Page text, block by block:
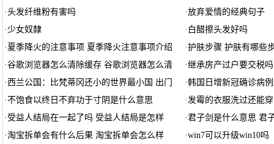
·头发纤维粉有害吗 ·放弃爱情的经典句子
· 少女奴隸 · 白醋擦头发好吗
· 夏季降火的注意事项 夏季降火注意事项介绍 ·护肤步骤 护肤有哪些
·谷歌浏览器怎么清除缓存 谷歌浏览器怎么清 ·继承房产过户要交税吗
· 西兰公国：比梵蒂冈还小的世界最小国 出门 ·韩国日增新冠确诊病
·不饱食以终日不弃功于寸阴是什么意思 ·发霉的衣服洗过还能
· 受益人结局在一起了吗 受益人结局是怎样 ·君子剑是什么意思 君
·淘宝拆单会有什么后果 淘宝拆单会怎么样 ·win7可以升级win10吗